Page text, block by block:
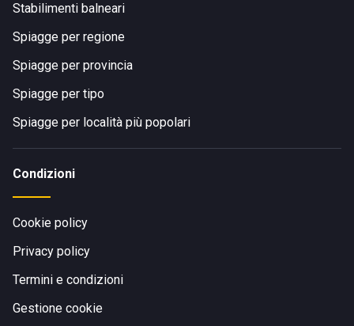
Stabilimenti balneari
Spiagge per regione
Spiagge per provincia
Spiagge per tipo
Spiagge per località più popolari
Condizioni
Cookie policy
Privacy policy
Termini e condizioni
Gestione cookie